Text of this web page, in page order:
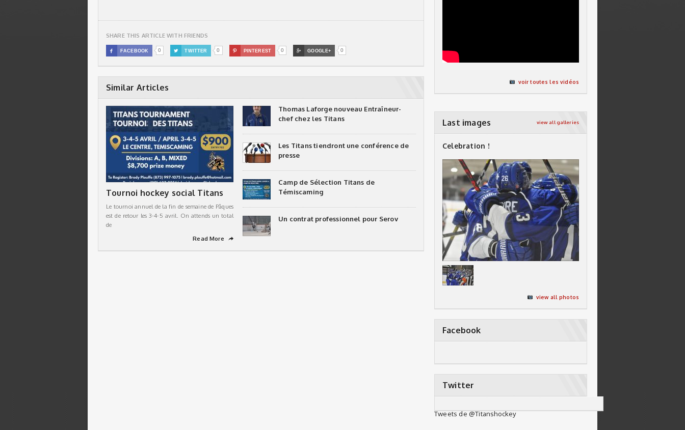
SHARE THIS ARTICLE WITH FRIENDS
 FACEBOOK 0  TWITTER 0  PINTEREST 0  GOOGLE+ 0
Similar Articles
Tournoi hockey social Titans
Le tournoi annuel de la fin de semaine de Pâques
est de retour les 3-4-5 avril. On attends un total
de
Read More
➦
Thomas Laforge nouveau Entraîneur-
chef chez les Titans
Les Titans tiendront une conférence de
presse
Camp de Sélection Titans de
Témiscaming
Un contrat professionnel pour Serov
voir toutes les vidéos
Last images view all galleries
Celebration !
view all photos
Facebook
Twitter
Tweets de @Titanshockey